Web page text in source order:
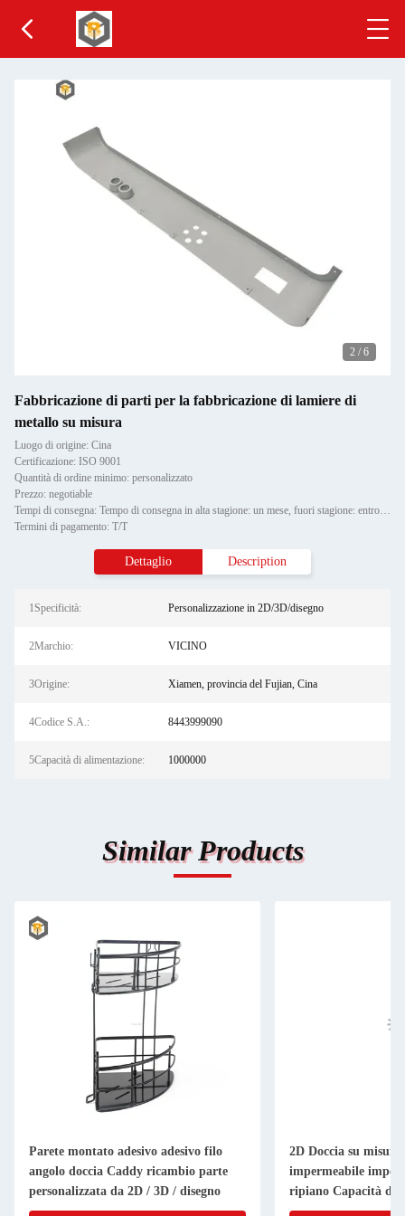
2 / 6
Fabbricazione di parti per la fabbricazione di lamiere di
metallo su misura
Luogo di origine: Cina
Certificazione: ISO 9001
Quantità di ordine minimo: personalizzato
Prezzo: negotiable
Tempi di consegna: Tempo di consegna in alta stagione: un mese, fuori stagione: entro 15 giorni lavorativi
Termini di pagamento: T/T
Dettaglio Description
1Specificità: Personalizzazione in 2D/3D/disegno
2Marchio: VICINO
3Origine: Xiamen, provincia del Fujian, Cina
4Codice S.A.: 8443999090
5Capacità di alimentazione: 1000000
Similar Products
Parete montato adesivo adesivo filo
angolo doccia Caddy ricambio parte
personalizzata da 2D / 3D / disegno
2D Doccia su
impermeabile
ripiano Capacità di